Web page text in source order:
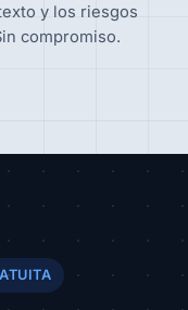
y los riesgos
compromiso.